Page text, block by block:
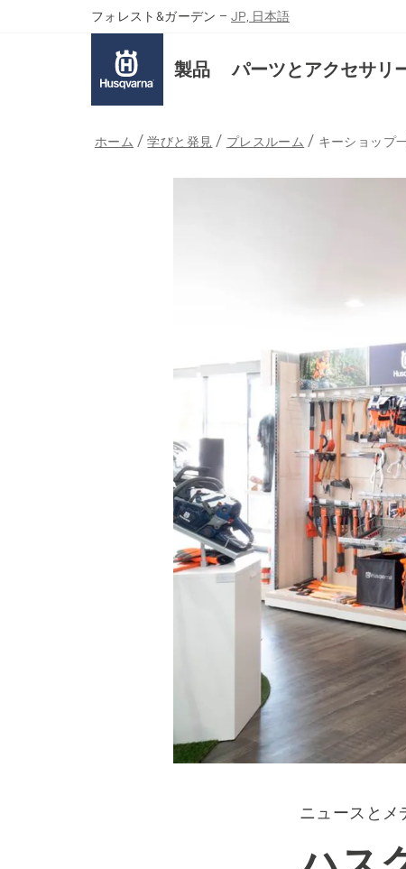
フォレスト&ガーデン – JP, 日本語
製品 パーツとアクセサリ
ホーム 学びと発見 プレスルーム キーショップ
ニュースとメ